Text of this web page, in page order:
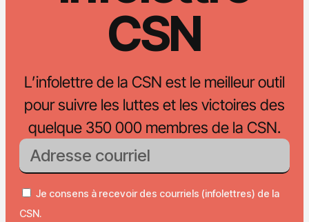
CSN
L’infolettre de la CSN est le meilleur outil
pour suivre les luttes et les victoires des
quelque 350 000 membres de la CSN.
Je consens à recevoir des courriels (infolettres) de la
CSN.